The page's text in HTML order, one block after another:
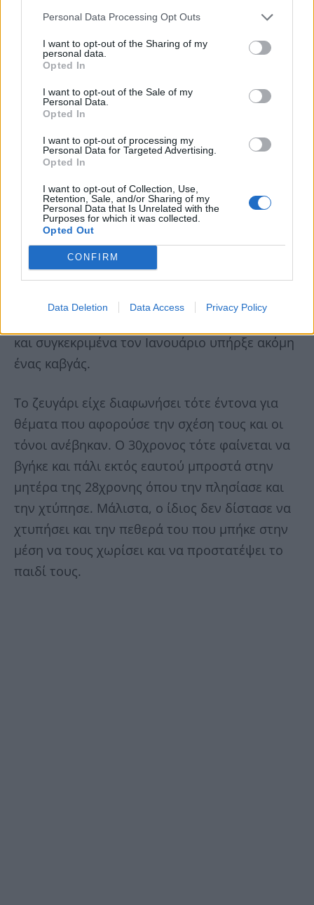
Personal Data Processing Opt Outs
I want to opt-out of the Sharing of my
personal data.
Opted In
I want to opt-out of the Sale of my
Personal Data.
Opted In
I want to opt-out of processing my
Personal Data for Targeted Advertising.
Opted In
I want to opt-out of Collection, Use,
Retention, Sale, and/or Sharing of my
Personal Data that Is Unrelated with the
Purposes for which it was collected.
Opted Out
CONFIRM
Data Deletion Data Access Privacy Policy
«Πονάω, ζαλίζομαι… δεν θυμάμαι» είναι μερικά
από τα λιγοστά λόγια που βγαίνουν από το
στόμα της 28χρονης η οποία βρίσκεται σε
κατάσταση σοκ και με πολλαπλά τραύματα. Η
νοσοκομείο ενώ ακόμα δεν είναι σε θέση να
φως σε αυτή υπόθεση. Τα μόνα λόγια που έχει
πει μέσα από το θάλαμο του νοσοκομείου είναι
«ζαλίζομαι, πονάω» ενώ όταν την ρωτάνε την
έγινε η ίδια απαντά ότι δεν μπορεί να θυμηθεί.
Μάλιστα, όπως όλα δείχνουν το συγκεκριμένο
δεν ήταν το μοναδικό περιστατικό που έγινε
και συγκεκριμένα τον Ιανουάριο υπήρξε ακόμη
ένας καβγάς.
Το ζευγάρι είχε διαφωνήσει τότε έντονα για
θέματα που αφορούσε την σχέση τους και οι
τόνοι ανέβηκαν. Ο 30χρονος τότε φαίνεται να
βγήκε και πάλι εκτός εαυτού μπροστά στην
μητέρα της 28χρονης όπου την πλησίασε και
την χτύπησε. Μάλιστα, ο ίδιος δεν δίστασε να
χτυπήσει και την πεθερά του που μπήκε στην
μέση να τους χωρίσει και να προστατέψει το
παιδί τους.